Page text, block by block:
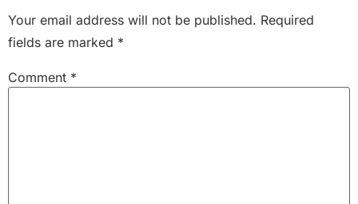
Your email address will not be published. Required
fields are marked *
Comment *